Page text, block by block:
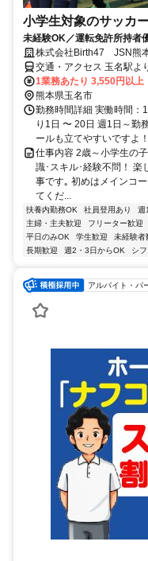
小学生対象のサッカ
未経験OK／運転免許所持者
株式会社Birth47 JSN熊
交通・アクセス 玉名駅よ
1業務あたり 3,550円以上
熊本県玉名市
勤務時間詳細 実働時間：
り1日 〜 20日 週1日～勤
ールも立てやすいですよ
仕事内容 2歳～小学生の
識･スキル･経験不問！ 楽
事です｡ 初めはメインコ
てくだ...
扶養内勤務OK 社員登用あり 週
主婦・主夫歓迎
フリーター歓迎
平日のみOK
学生歓迎 未経験者
長期歓迎
週2・3日からOK シ
アルバイト・パ